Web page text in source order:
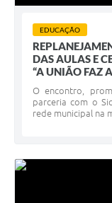
EDUCAÇÃO
DAS AULAS E
“A UNIÃO FAZ
O encontro,
parceria com o
rede municipal na